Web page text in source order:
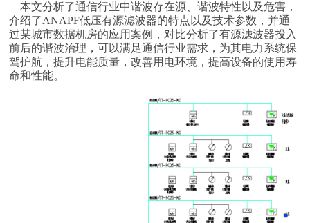
本文分析了通信行业中谐波存在源、谐波特性以及危害，
介绍了ANAPF低压有源滤波器的特点以及技术参数，并通
过某城市数据机房的应用案例，对比分析了有源滤波器投入
前后的谐波治理，可以满足通信行业需求，为其电力系统保
驾护航，提升电能质量，改善用电环境，提高设备的使用寿
命和性能。